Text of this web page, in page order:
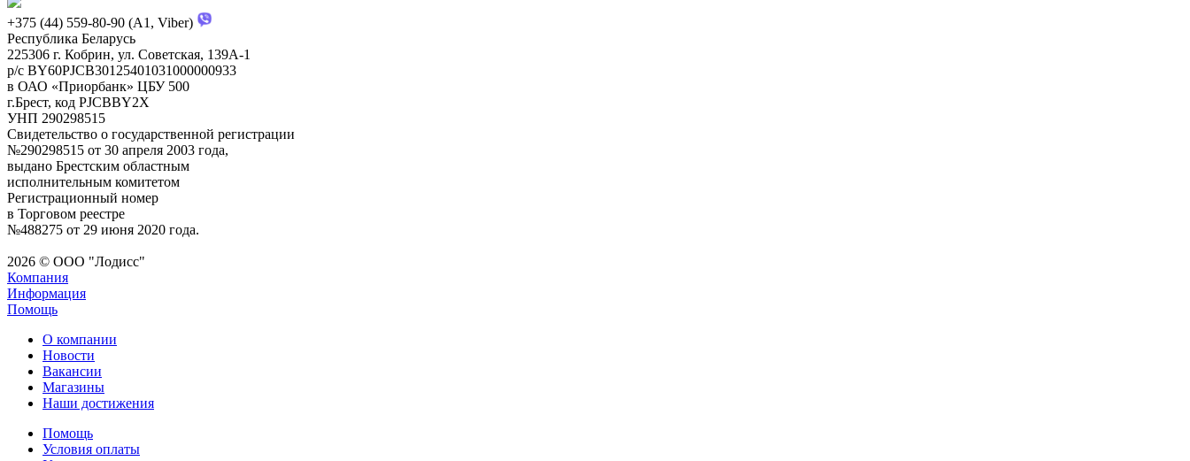
+375 (44) 559-80-90 (A1, Viber)
Республика Беларусь
225306 г. Кобрин, ул. Советская, 139А-1
р/с BY60PJCB30125401031000000933
в ОАО «Приорбанк» ЦБУ 500
г.Брест, код PJCBBY2X
УНП 290298515
Свидетельство о государственной регистрации
№290298515 от 30 апреля 2003 года,
выдано Брестским областным
исполнительным комитетом
Регистрационный номер
в Торговом реестре
№488275 от 29 июня 2020 года.
2026 © ООО "Лодисс"
Компания
Информация
Помощь
О компании
Новости
Вакансии
Магазины
Наши достижения
Помощь
Условия оплаты